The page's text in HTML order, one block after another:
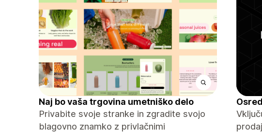
Naj bo vaša trgovina umetniško delo
Privabite svoje stranke in zgradite svojo
blagovno znamko z privlačnimi